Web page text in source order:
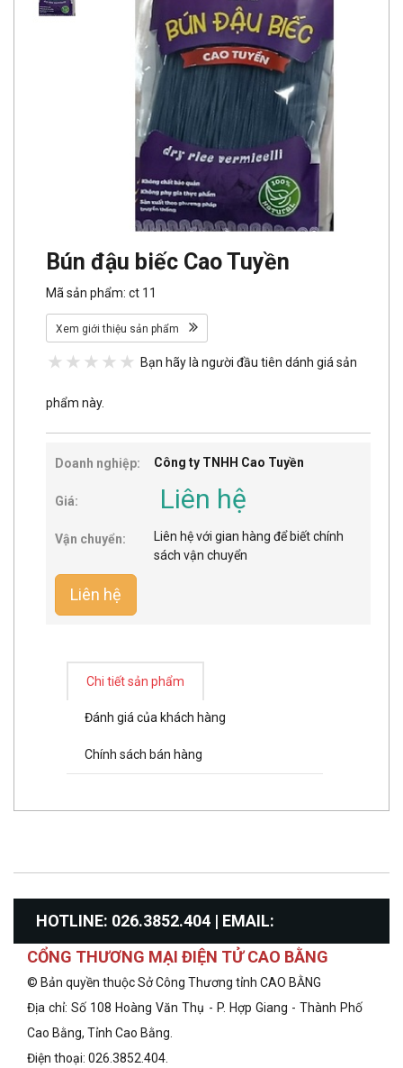
Bún đậu biếc Cao Tuyền
Mã sản phẩm: ct 11
Xem giới thiệu sản phẩm
Bạn hãy là người đầu tiên dánh giá sản
phẩm này.
Doanh nghiệp: Công ty TNHH Cao Tuyền
Giá: Liên hệ
Vận chuyển:
Liên hệ với gian hàng để biết chính
sách vận chuyển
Liên hệ
Chi tiết sản phẩm
Đánh giá của khách hàng
Chính sách bán hàng
HOTLINE: 026.3852.404 | EMAIL:
info@congthuongcaobang.gov.vn
CỔNG THƯƠNG MẠI ĐIỆN TỬ CAO BẰNG
© Bản quyền thuộc Sở Công Thương tỉnh CAO BẰNG
Địa chỉ: Số 108 Hoàng Văn Thụ - P. Hợp Giang - Thành Phố
Cao Bằng, Tỉnh Cao Bằng.
Điện thoại: 026.3852.404.